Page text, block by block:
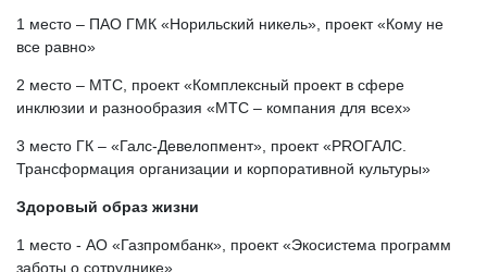
1 место – ПАО ГМК «Норильский никель», проект «Кому не
все равно»
2 место – МТС, проект «Комплексный проект в сфере
инклюзии и разнообразия «МТС – компания для всех»
3 место ГК – «Галс-Девелопмент», проект «PROГАЛС.
Трансформация организации и корпоративной культуры»
Здоровый образ жизни
1 место - АО «Газпромбанк», проект «Экосистема программ
заботы о сотруднике»